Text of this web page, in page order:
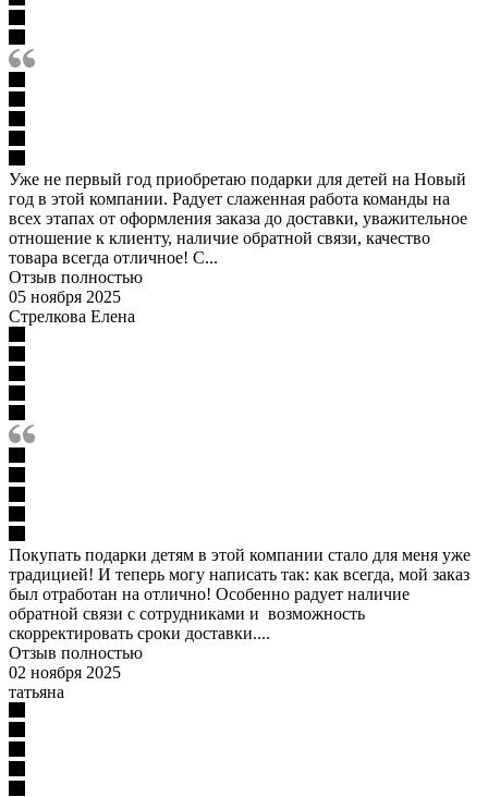
Уже не первый год приобретаю подарки для детей на Новый
год в этой компании. Радует слаженная работа команды на
всех этапах от оформления заказа до доставки, уважительное
отношение к клиенту, наличие обратной связи, качество
товара всегда отличное! С...
Отзыв полностью
05 ноября 2025
Стрелкова Елена
Покупать подарки детям в этой компании стало для меня уже
традицией! И теперь могу написать так: как всегда, мой заказ
был отработан на отлично! Особенно радует наличие
обратной связи с сотрудниками и возможность
скорректировать сроки доставки....
Отзыв полностью
02 ноября 2025
татьяна